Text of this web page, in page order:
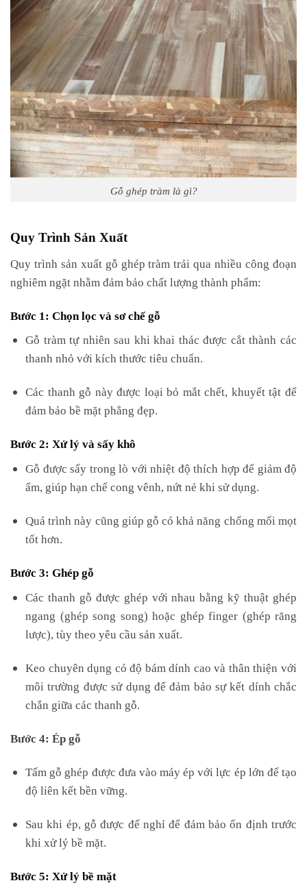
Gỗ ghép tràm là gì?
Quy Trình Sản Xuất
Quy trình sản xuất gỗ ghép tràm trải qua nhiều công đoạn
nghiêm ngặt nhằm đảm bảo chất lượng thành phẩm:
Bước 1: Chọn lọc và sơ chế gỗ
Gỗ tràm tự nhiên sau khi khai thác được cắt thành các
thanh nhỏ với kích thước tiêu chuẩn.
Các thanh gỗ này được loại bỏ mắt chết, khuyết tật để
đảm bảo bề mặt phẳng đẹp.
Bước 2: Xử lý và sấy khô
Gỗ được sấy trong lò với nhiệt độ thích hợp để giảm độ
ẩm, giúp hạn chế cong vênh, nứt nẻ khi sử dụng.
Quá trình này cũng giúp gỗ có khả năng chống mối mọt
tốt hơn.
Bước 3: Ghép gỗ
Các thanh gỗ được ghép với nhau bằng kỹ thuật ghép
ngang (ghép song song) hoặc ghép finger (ghép răng
lược), tùy theo yêu cầu sản xuất.
Keo chuyên dụng có độ bám dính cao và thân thiện với
môi trường được sử dụng để đảm bảo sự kết dính chắc
chắn giữa các thanh gỗ.
Bước 4: Ép gỗ
Tấm gỗ ghép được đưa vào máy ép với lực ép lớn để tạo
độ liên kết bền vững.
Sau khi ép, gỗ được để nghỉ để đảm bảo ổn định trước
khi xử lý bề mặt.
Bước 5: Xử lý bề mặt